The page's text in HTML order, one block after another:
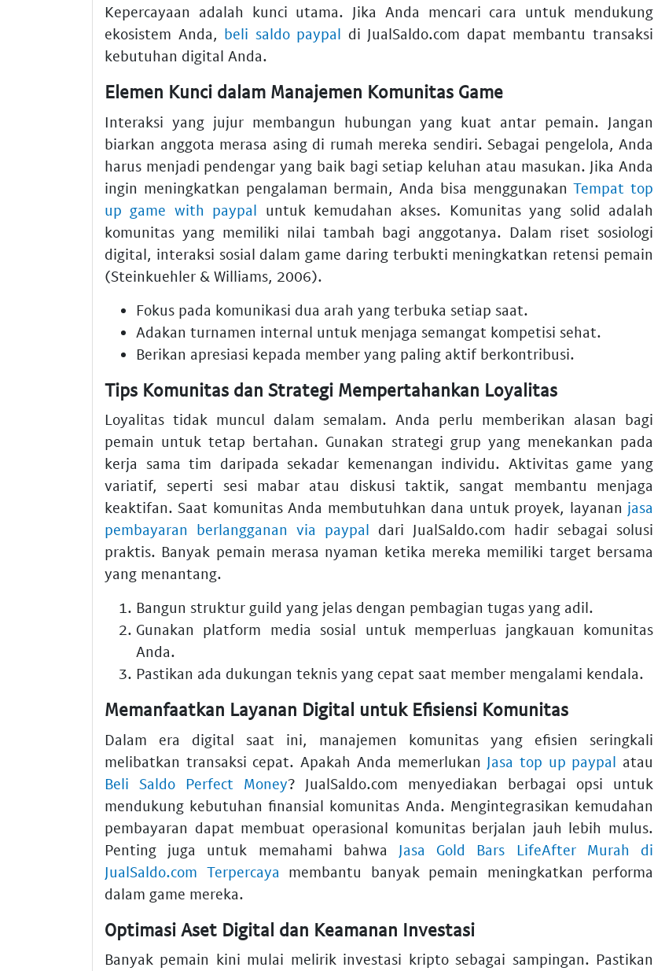
Kepercayaan adalah kunci utama. Jika Anda mencari cara untuk mendukung
ekosistem Anda, beli saldo paypal di JualSaldo.com dapat membantu transaksi
kebutuhan digital Anda.
Elemen Kunci dalam Manajemen Komunitas Game
Interaksi yang jujur membangun hubungan yang kuat antar pemain. Jangan
biarkan anggota merasa asing di rumah mereka sendiri. Sebagai pengelola, Anda
harus menjadi pendengar yang baik bagi setiap keluhan atau masukan. Jika Anda
ingin meningkatkan pengalaman bermain, Anda bisa menggunakanTempat top
up game with paypal untuk kemudahan akses. Komunitas yang solid adalah
komunitas yang memiliki nilai tambah bagi anggotanya. Dalam riset sosiologi
digital, interaksi sosial dalam game daring terbukti meningkatkan retensi pemain
(Steinkuehler & Williams, 2006).
Fokus pada komunikasi dua arah yang terbuka setiap saat.
Adakan turnamen internal untuk menjaga semangat kompetisi sehat.
Berikan apresiasi kepada member yang paling aktif berkontribusi.
Tips Komunitas dan Strategi Mempertahankan Loyalitas
Loyalitas tidak muncul dalam semalam. Anda perlu memberikan alasan bagi
pemain untuk tetap bertahan. Gunakan strategi grup yang menekankan pada
kerja sama tim daripada sekadar kemenangan individu. Aktivitas game yang
variatif, seperti sesi mabar atau diskusi taktik, sangat membantu menjaga
keaktifan. Saat komunitas Anda membutuhkan dana untuk proyek, layanan jasa
pembayaran berlangganan via paypal dari JualSaldo.com hadir sebagai solusi
praktis. Banyak pemain merasa nyaman ketika mereka memiliki target bersama
yang menantang.
Bangun struktur guild yang jelas dengan pembagian tugas yang adil.
Gunakan platform media sosial untuk memperluas jangkauan komunitas
Anda.
Pastikan ada dukungan teknis yang cepat saat member mengalami kendala.
Memanfaatkan Layanan Digital untuk Efisiensi Komunitas
Dalam era digital saat ini, manajemen komunitas yang efisien seringkali
melibatkan transaksi cepat. Apakah Anda memerlukan Jasa top up paypal atau
Beli Saldo Perfect Money? JualSaldo.com menyediakan berbagai opsi untuk
mendukung kebutuhan finansial komunitas Anda. Mengintegrasikan kemudahan
pembayaran dapat membuat operasional komunitas berjalan jauh lebih mulus.
Penting juga untuk memahami bahwa Jasa Gold Bars LifeAfter Murah di
JualSaldo.com Terpercaya membantu banyak pemain meningkatkan performa
dalam game mereka.
Optimasi Aset Digital dan Keamanan Investasi
Banyak pemain kini mulai melirik investasi kripto sebagai sampingan. Pastikan